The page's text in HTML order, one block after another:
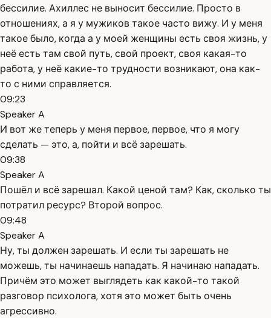
бессилие. Ахиллес не выносит бессилие. Просто в
отношениях, а я у мужиков такое часто вижу. И у меня
такое было, когда а у моей женщины есть своя жизнь, у
неё есть там свой путь, свой проект, своя какая-то
работа, у неё какие-то трудности возникают, она как-
то с ними справляется.
09:23
Speaker A
И вот же теперь у меня первое, первое, что я могу
сделать — это, а, пойти и всё зарешать.
09:38
Speaker A
Пошёл и всё зарешал. Какой ценой там? Как, сколько ты
потратил ресурс? Второй вопрос.
09:48
Speaker A
Ну, ты должен зарешать. И если ты зарешать не
можешь, ты начинаешь нападать. Я начинаю нападать.
Причём это может выглядеть как какой-то такой
разговор психолога, хотя это может быть очень
агрессивно.